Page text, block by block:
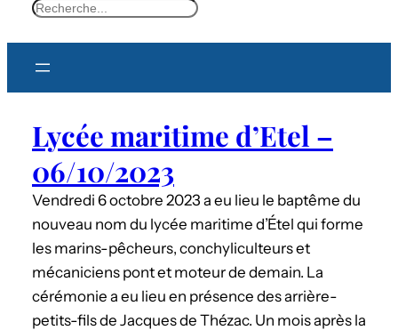
S
h
Lycée maritime d’Etel –
06/10/2023
Vendredi 6 octobre 2023 a eu lieu le baptême du
nouveau nom du lycée maritime d’Étel qui forme
les marins-pêcheurs, conchyliculteurs et
mécaniciens pont et moteur de demain. La
cérémonie a eu lieu en présence des arrière-
petits-fils de Jacques de Thézac. Un mois après la